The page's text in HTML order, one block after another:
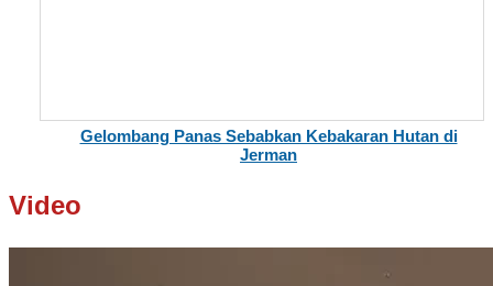
Gelombang Panas Sebabkan Kebakaran Hutan di
Jerman
Video